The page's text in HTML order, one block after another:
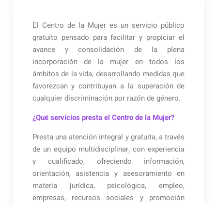
El Centro de la Mujer es un servicio público
gratuito pensado para facilitar y propiciar el
avance y consolidación de la plena
incorporación de la mujer en todos los
ámbitos de la vida, desarrollando medidas que
favorezcan y contribuyan a la superación de
cualquier discriminación por razón de género.
¿Qué servicios presta el Centro de la Mujer?
Presta una atención integral y gratuita, a través
de un equipo multidisciplinar, con experiencia
y cualificado, ofreciendo información,
orientación, asistencia y asesoramiento en
materia jurídica, psicológica, empleo,
empresas, recursos sociales y promoción